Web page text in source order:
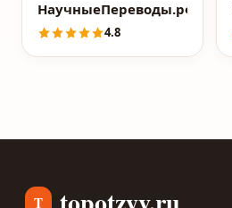
НаучныеПереводы.рф
4.8
T